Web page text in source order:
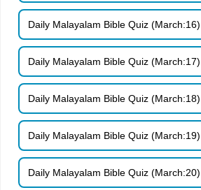
Daily Malayalam Bible Quiz (March:16)
Daily Malayalam Bible Quiz (March:17)
Daily Malayalam Bible Quiz (March:18)
Daily Malayalam Bible Quiz (March:19)
Daily Malayalam Bible Quiz (March:20)